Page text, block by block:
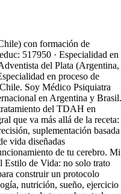
con formación de
517950 · Especialidad en
del Plata (Argentina,
en proceso de
Soy Médico Psiquiatra
en Argentina y Brasil.
del TDAH en
que va más allá de la receta:
suplementación basada
vida diseñadas
de tu cerebro. Mi
Estilo de Vida: no solo trato
construir un protocolo
nutrición, sueño, ejercicio